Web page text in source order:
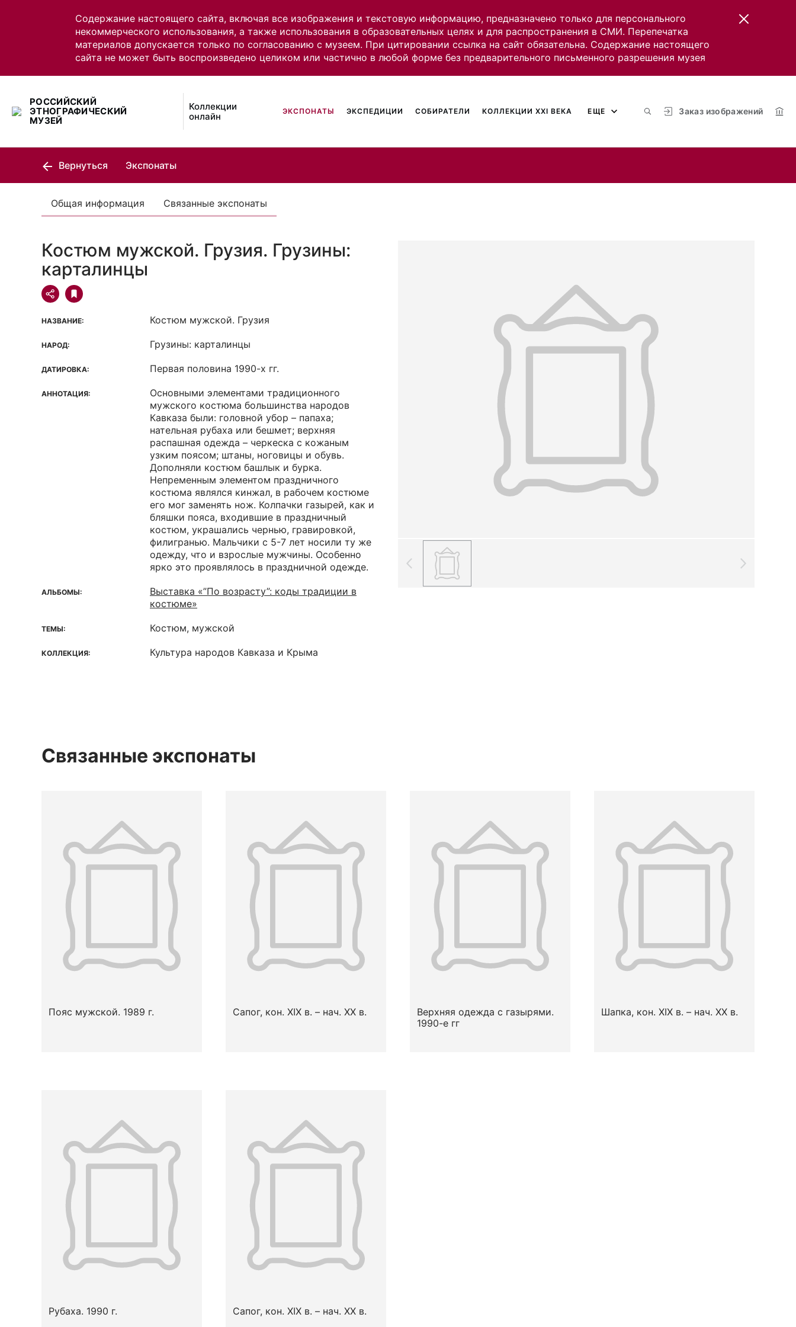
Содержание настоящего сайта, включая все изображения и текстовую информацию, предназначено только для персонального
некоммерческого использования, а также использования в образовательных целях и для распространения в СМИ. Перепечатка
материалов допускается только по согласованию с музеем. При цитировании ссылка на сайт обязательна. Содержание настоящего
сайта не может быть воспроизведено целиком или частично в любой форме без предварительного письменного разрешения музея
РОССИЙСКИЙ
ЭТНОГРАФИЧЕСКИЙ
МУЗЕЙ
Коллекции
онлайн
Заказ изображений
ЭКСПОНАТЫ ЭКСПЕДИЦИИ СОБИРАТЕЛИ КОЛЛЕКЦИИ XXI ВЕКА ЕЩЕ
Вернуться Экспонаты
Общая информация Связанные экспонаты
Костюм мужской. Грузия. Грузины:
карталинцы
НАЗВАНИЕ: Костюм мужской. Грузия
НАРОД: Грузины: карталинцы
ДАТИРОВКА: Первая половина 1990-х гг.
АННОТАЦИЯ:
Основными элементами традиционного
мужского костюма большинства народов
Кавказа были: головной убор – папаха;
нательная рубаха или бешмет; верхняя
распашная одежда – черкеска с кожаным
узким поясом; штаны, ноговицы и обувь.
Дополняли костюм башлык и бурка.
Непременным элементом праздничного
костюма являлся кинжал, в рабочем костюме
его мог заменять нож. Колпачки газырей, как и
бляшки пояса, входившие в праздничный
костюм, украшались чернью, гравировкой,
филигранью. Мальчики с 5-7 лет носили ту же
одежду, что и взрослые мужчины. Особенно
ярко это проявлялось в праздничной одежде.
АЛЬБОМЫ:
Выставка «”По возрасту”: коды традиции в
костюме»
ТЕМЫ: Костюм, мужской
КОЛЛЕКЦИЯ: Культура народов Кавказа и Крыма
Связанные экспонаты
Пояс мужской. 1989 г. Сапог, кон. XIX в. – нач. XX в.
Верхняя одежда с газырями.
1990-е гг
Шапка, кон. XIX в. – нач. XX в.
Рубаха. 1990 г. Сапог, кон. XIX в. – нач. XX в.